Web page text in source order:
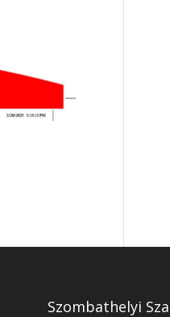
Szombathelyi